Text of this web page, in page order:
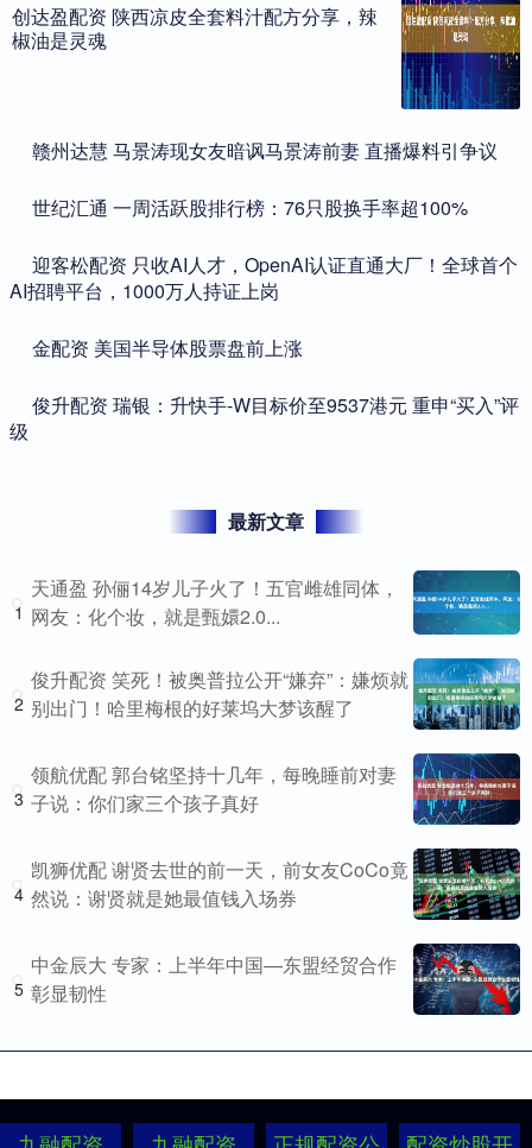
创达盈配资 陕西凉皮全套料汁配方分享，辣
椒油是灵魂
​赣州达慧 马景涛现女友暗讽马景涛前妻 直播爆料引争议
​世纪汇通 一周活跃股排行榜：76只股换手率超100%
​迎客松配资 只收AI人才，OpenAI认证直通大厂！全球首个
AI招聘平台，1000万人持证上岗
​金配资 美国半导体股票盘前上涨
​俊升配资 瑞银：升快手-W目标价至9537港元 重申“买入”评
级
最新文章
1
天通盈 孙俪14岁儿子火了！五官雌雄同体，
网友：化个妆，就是甄嬛2.0...
2
俊升配资 笑死！被奥普拉公开“嫌弃”：嫌烦就
别出门！哈里梅根的好莱坞大梦该醒了
3
领航优配 郭台铭坚持十几年，每晚睡前对妻
子说：你们家三个孩子真好
4
凯狮优配 谢贤去世的前一天，前女友CoCo竟
然说：谢贤就是她最值钱入场券
5
中金辰大 专家：上半年中国—东盟经贸合作
彰显韧性